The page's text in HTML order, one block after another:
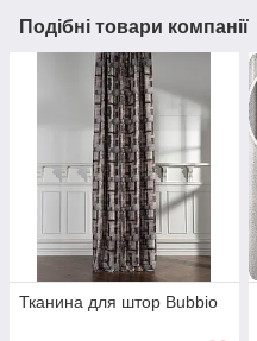
Подібні товари компанії
Тканина для штор Bubbio